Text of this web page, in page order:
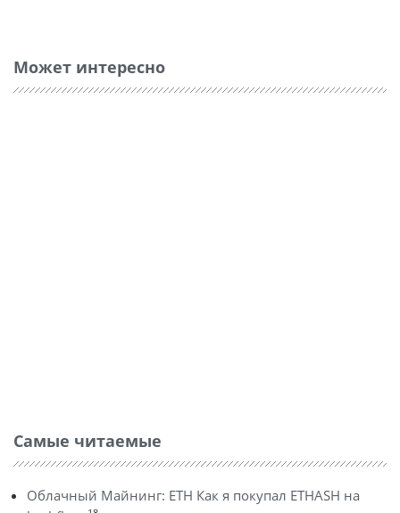
Может интересно
Самые читаемые
Облачный Майнинг: ETH Как я покупал ETHASH на